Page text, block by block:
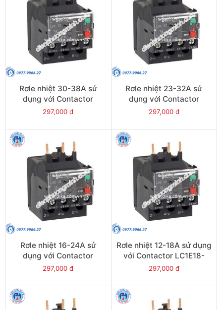
Rơle nhiệt 30-38A sử
dụng với Contactor
LC1E38 - Model LRE35
297,000 đ
Rơle nhiệt 23-32A sử
dụng với Contactor
LC1E25-E38 - Model
297,000 đ
Rơle nhiệt 16-24A sử
dụng với Contactor
LC1E25-E38 - Model
297,000 đ
Rơle nhiệt 12-18A sử dụng
với Contactor LC1E18-
E38 - Model LRE21
297,000 đ